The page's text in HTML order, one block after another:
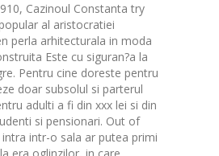
Cazinoul Constanta try
al aristocratiei
perla arhitecturala in moda
Este cu siguran?a la
Pentru cine doreste pentru
doar subsolul si parterul
adulti a fi din xxx lei si din
si pensionari. Out of
intr-o sala ar putea primi